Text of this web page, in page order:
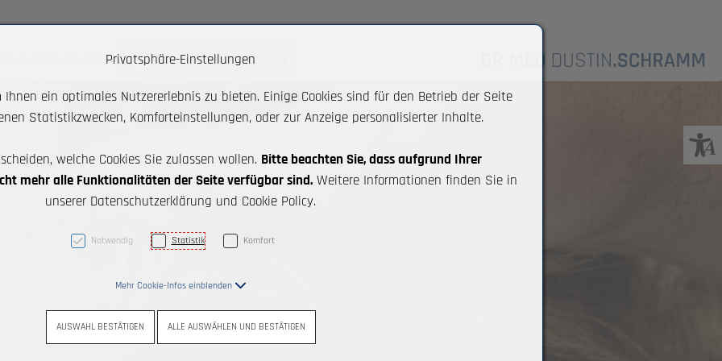
+ 2]
GANZHEITLICHE MEDIZIN
Privatsphäre-Einstellungen
Ihnen ein optimales Nutzererlebnis zu bieten. Einige Cookies sind für den Betrieb der Seite
Statistikzwecken, Komforteinstellungen, oder zur Anzeige personalisierter Inhalte.
welche Cookies Sie zulassen wollen. Bitte beachten Sie, dass aufgrund Ihrer
mehr alle Funktionalitäten der Seite verfügbar sind.Weitere Informationen finden Sie in
unserer Datenschutzerklärung und Cookie Policy.
Notwendig Statistik Komfort
Mehr Cookie-Infos einblenden
AUSWAHL BESTÄTIGEN ALLE AUSWÄHLEN UND BESTÄTIGEN